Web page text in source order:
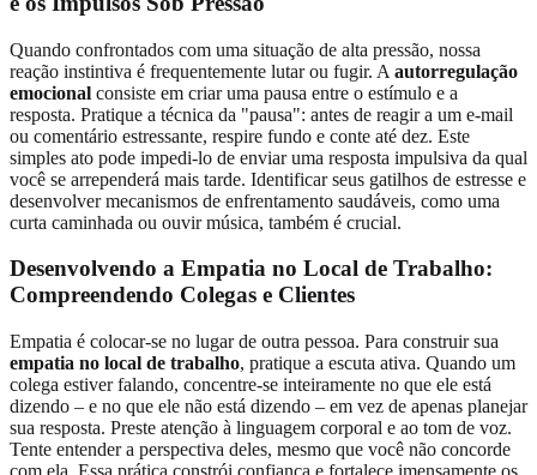
Quando confrontados com uma situação de alta pressão, nossa
reação instintiva é frequentemente lutar ou fugir. A autorregulação
emocional consiste em criar uma pausa entre o estímulo e a
resposta. Pratique a técnica da "pausa": antes de reagir a um e-mail
ou comentário estressante, respire fundo e conte até dez. Este
simples ato pode impedi-lo de enviar uma resposta impulsiva da qual
você se arrependerá mais tarde. Identificar seus gatilhos de estresse e
desenvolver mecanismos de enfrentamento saudáveis, como uma
curta caminhada ou ouvir música, também é crucial.
Desenvolvendo a Empatia no Local de Trabalho:
Compreendendo Colegas e Clientes
Empatia é colocar-se no lugar de outra pessoa. Para construir sua
empatia no local de trabalho, pratique a escuta ativa. Quando um
colega estiver falando, concentre-se inteiramente no que ele está
dizendo – e no que ele não está dizendo – em vez de apenas planejar
sua resposta. Preste atenção à linguagem corporal e ao tom de voz.
Tente entender a perspectiva deles, mesmo que você não concorde